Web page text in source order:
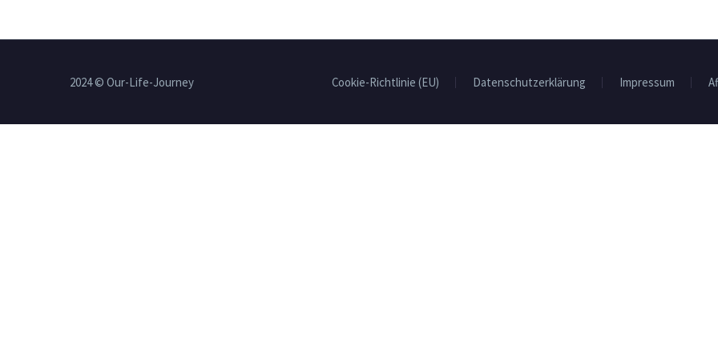
Morges ging es…
Cookie-Richtlinie (EU) Datenschutzerklärung Impressum
2024 © Our-Life-Journey